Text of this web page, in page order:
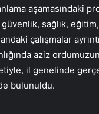
aşamasındaki
sağlık,
çalışmalar
aziz
il genelinde
bulunuldu.